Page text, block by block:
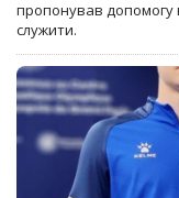
пропонував допомогу
служити.